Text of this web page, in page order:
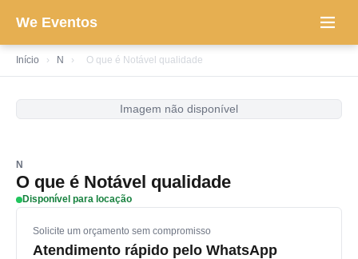
We Eventos
Início › N › O que é Notável qualidade
Imagem não disponível
N
O que é Notável qualidade
Disponível para locação
Solicite um orçamento sem compromisso
Atendimento rápido pelo WhatsApp